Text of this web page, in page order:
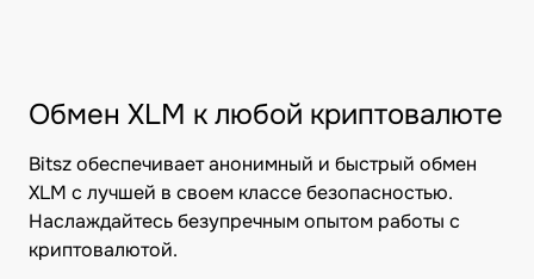
Обмен XLM к любой криптовалюте
Bitsz обеспечивает анонимный и быстрый обмен
XLM с лучшей в своем классе безопасностью.
Наслаждайтесь безупречным опытом работы с
криптовалютой.